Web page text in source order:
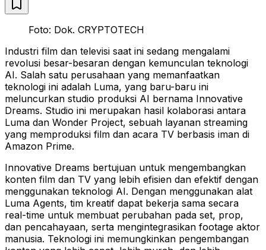
Foto: Dok. CRYPTOTECH
Industri film dan televisi saat ini sedang mengalami
revolusi besar-besaran dengan kemunculan teknologi
AI. Salah satu perusahaan yang memanfaatkan
teknologi ini adalah Luma, yang baru-baru ini
meluncurkan studio produksi AI bernama Innovative
Dreams. Studio ini merupakan hasil kolaborasi antara
Luma dan Wonder Project, sebuah layanan streaming
yang memproduksi film dan acara TV berbasis iman di
Amazon Prime.
Innovative Dreams bertujuan untuk mengembangkan
konten film dan TV yang lebih efisien dan efektif dengan
menggunakan teknologi AI. Dengan menggunakan alat
Luma Agents, tim kreatif dapat bekerja sama secara
real-time untuk membuat perubahan pada set, prop,
dan pencahayaan, serta mengintegrasikan footage aktor
manusia. Teknologi ini memungkinkan pengembangan